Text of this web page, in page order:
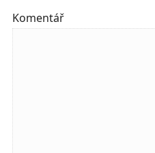
Komentář